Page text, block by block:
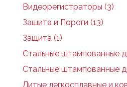
Видеорегистраторы (3)
Зашита и Пороги (13)
Защита (1)
Стальные штампованные
Стальные штампованные
Литые легкосплавные и